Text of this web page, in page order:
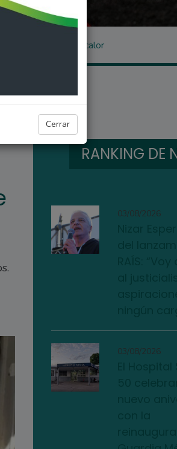
Cerrar
en plena tarde de calor
RANKING DE
03/08/2026
03/08/2026